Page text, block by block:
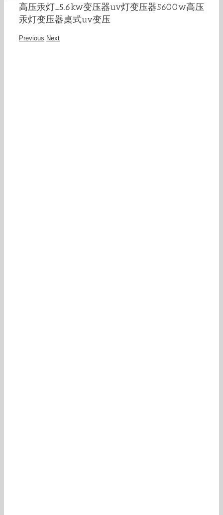
高压汞灯_5.6kw变压器uv灯变压器5600w高压
汞灯变压器桌式uv变压
Previous Next